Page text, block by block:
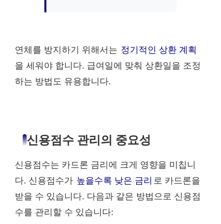
연체를 방지하기 위해서는 정기적인 상환 계획
을 세워야 합니다. 급여일에 맞춰 상환일을 조정
하는 방법도 유용합니다.
신용점수 관리의 중요성
신용점수는 카드론 금리에 크게 영향을 미칩니
다. 신용점수가 높을수록 낮은 금리 로 카드론을
받을 수 있습니다. 다음과 같은 방법으로 신용점
수를 관리할 수 있습니다: